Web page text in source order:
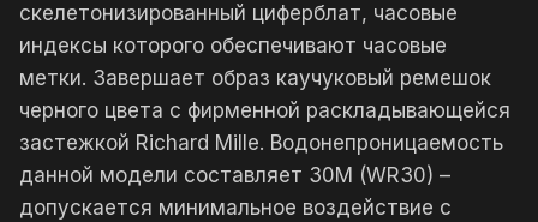
скелетонизированный циферблат, часовые
индексы которого обеспечивают часовые
метки. Завершает образ каучуковый ремешок
черного цвета с фирменной раскладывающейся
застежкой Richard Mille. Водонепроницаемость
данной модели составляет 30М (WR30) –
допускается минимальное воздействие с